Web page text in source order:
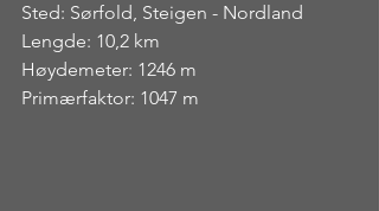
Sted: Sørfold, Steigen - Nordland
Lengde: 10,2 km
Høydemeter: 1246 m
Primærfaktor: 1047 m